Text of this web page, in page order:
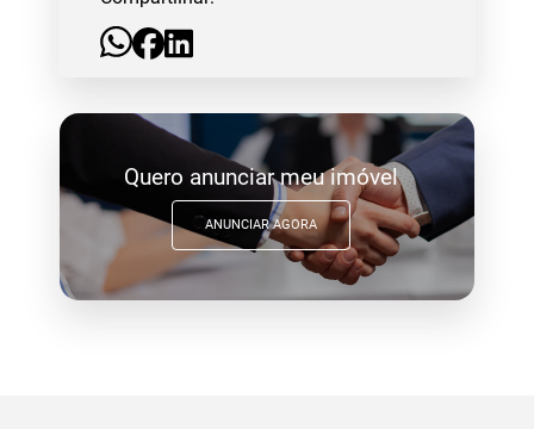
Quero anunciar meu imóvel
ANUNCIAR AGORA